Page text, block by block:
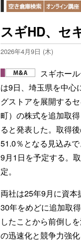
スギHD、セ
2026年4月9日 (木)
スギホー
は9日、埼玉県を中心
グストアを展開する
町）の株式を追加取
ると発表した。取得
51.0％となる見込み
9月1日を予定する。
定。
両社は25年9月に資本
30年をめどに追加取
したことから前倒し
の迅速化と競争力強化